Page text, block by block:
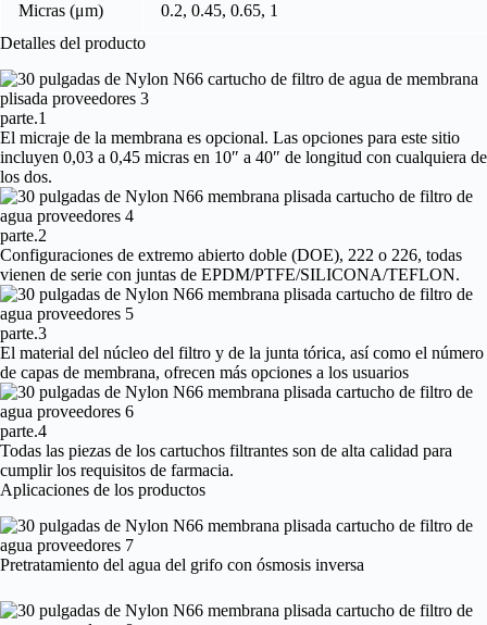
Micras (μm)
0.2, 0.45, 0.65, 1
Detalles del producto
parte.1
El micraje de la membrana es opcional. Las opciones para este sitio
incluyen 0,03 a 0,45 micras en 10″ a 40″ de longitud con cualquiera de
los dos.
parte.2
Configuraciones de extremo abierto doble (DOE), 222 o 226, todas
vienen de serie con juntas de EPDM/PTFE/SILICONA/TEFLON.
parte.3
El material del núcleo del filtro y de la junta tórica, así como el número
de capas de membrana, ofrecen más opciones a los usuarios
parte.4
Todas las piezas de los cartuchos filtrantes son de alta calidad para
cumplir los requisitos de farmacia.
Aplicaciones de los productos
Pretratamiento del agua del grifo con ósmosis inversa